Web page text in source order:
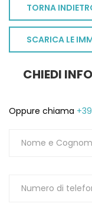
TORNA
SCARICA LE
CHIEDI
Oppure chiama